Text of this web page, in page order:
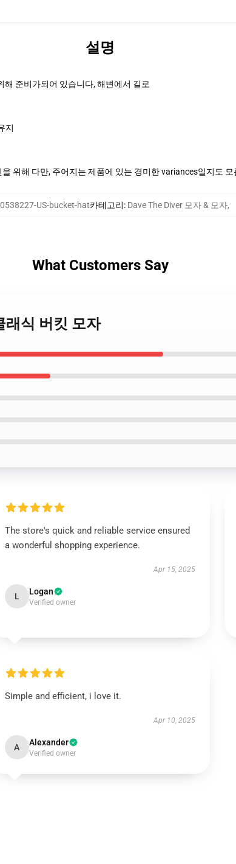
설명
준비가되어 있습니다, 해변에서 길로
지
위해 다만, 주어지는 제품에 있는 경미한 variances일지도
US-bucket-hat카테고리: Dave The Diver 모자 & 모자,
What Customers Say
래식 버킷 모자
The store's quick and reliable service ensured
a wonderful shopping experience.
Apr 15, 2025
L Logan
Verified owner
Simple and efficient, i love it.
Apr 10, 2025
A Alexander
Verified owner